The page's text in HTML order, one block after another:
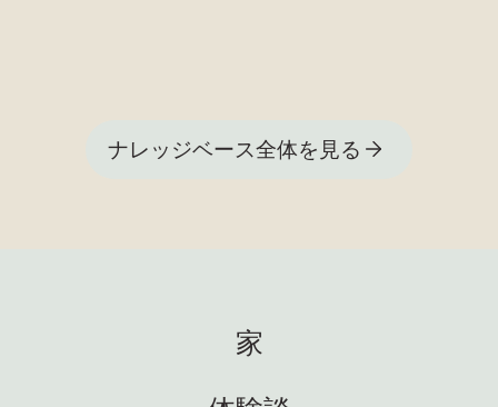
ナレッジベース全体を見る
家